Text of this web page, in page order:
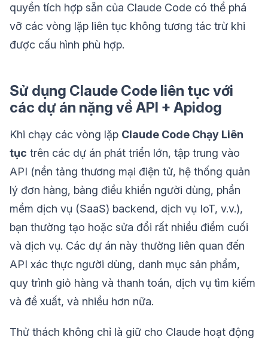
quyền tích hợp sẵn của Claude Code có thể phá
vỡ các vòng lặp liên tục không tương tác trừ khi
được cấu hình phù hợp.
Sử dụng Claude Code liên tục với
các dự án nặng về API + Apidog
Khi chạy các vòng lặp Claude Code Chạy Liên
tục trên các dự án phát triển lớn, tập trung vào
API (nền tảng thương mại điện tử, hệ thống quản
lý đơn hàng, bảng điều khiển người dùng, phần
mềm dịch vụ (SaaS) backend, dịch vụ IoT, v.v.),
bạn thường tạo hoặc sửa đổi rất nhiều điểm cuối
và dịch vụ. Các dự án này thường liên quan đến
API xác thực người dùng, danh mục sản phẩm,
quy trình giỏ hàng và thanh toán, dịch vụ tìm kiếm
và đề xuất, và nhiều hơn nữa.
Thử thách không chỉ là giữ cho Claude hoạt động